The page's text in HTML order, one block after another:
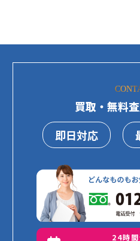
買取・無料
即日対応
24時